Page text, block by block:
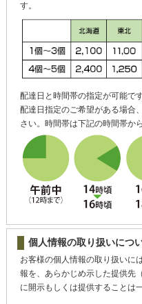
す。
配達日と時間帯の指定が可能です
配達日指定のご希望がある場合
さい。時間帯は下記の時間帯か
個人情報の取り扱いにつ
お客様の個人情報の取り扱いに
報を、あらかじめ示した提供先
に開示もしくは提供することは